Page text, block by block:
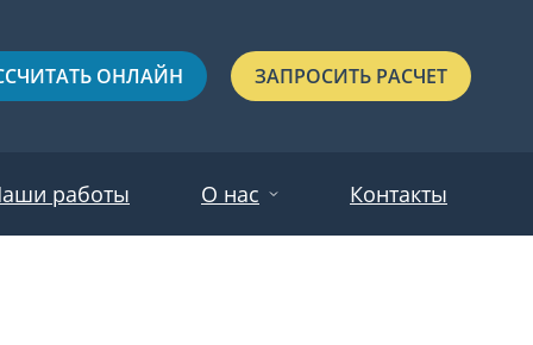
ОНЛАЙН ЗАПРОСИТЬ РАСЧЕТ
работы О нас Контакты